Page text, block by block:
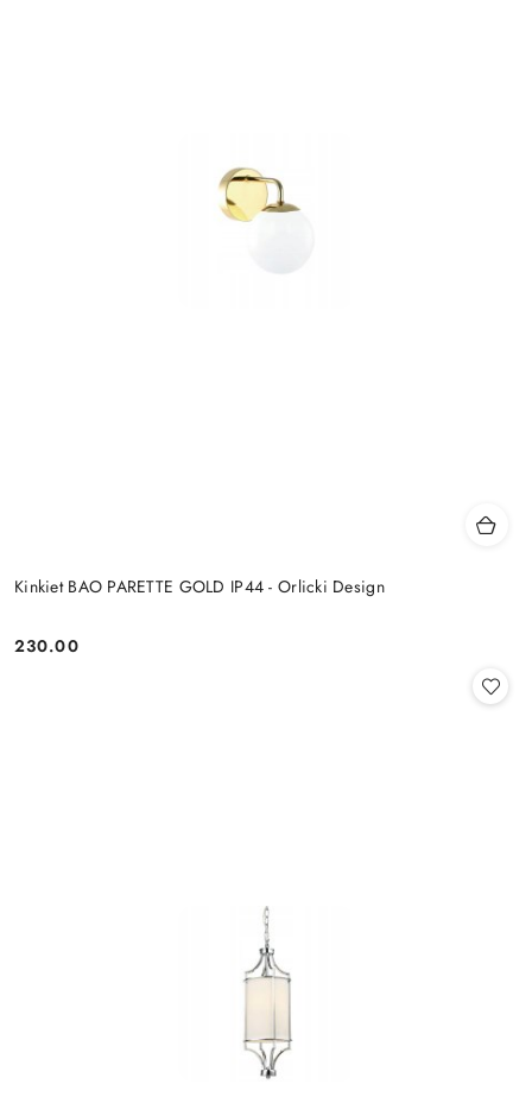
Kinkiet BAO PARETTE GOLD IP44 - Orlicki Design
Cena:
230.00